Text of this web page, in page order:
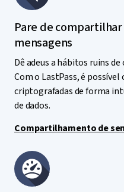
Pare de
mensagens
Dê adeus a hábitos ruins
Com o LastPass, é
criptografadas de forma
de dados.
Compartilhamento de